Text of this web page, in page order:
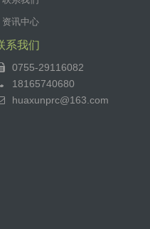
资讯中心
系我们
0755-29116082
18165740680
huaxunprc@163.com